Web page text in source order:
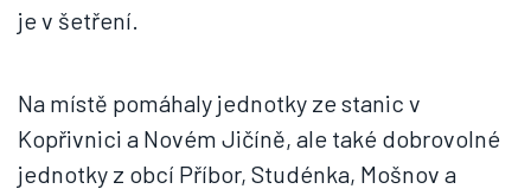
je v šetření.
Na místě pomáhaly jednotky ze stanic v
Kopřivnici a Novém Jičíně, ale také dobrovolné
jednotky z obcí Příbor, Studénka, Mošnov a